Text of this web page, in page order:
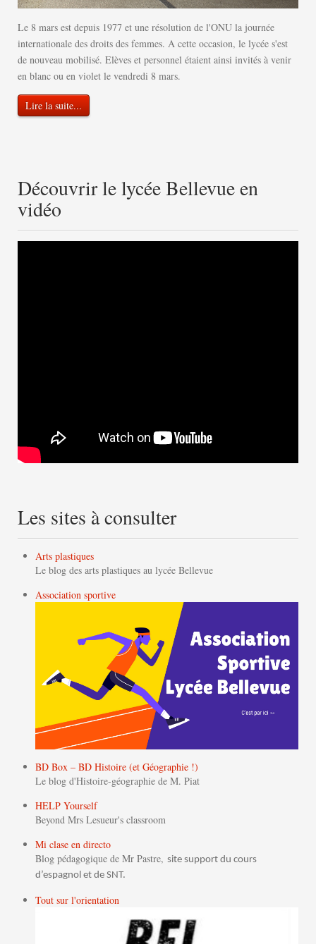
Le 8 mars est depuis 1977 et une résolution de l'ONU la journée
internationale des droits des femmes. A cette occasion, le lycée s'est
de nouveau mobilisé. Elèves et personnel étaient ainsi invités à venir
en blanc ou en violet le vendredi 8 mars.
Lire la suite...
Découvrir le lycée Bellevue en
vidéo
Les sites à consulter
Arts plastiques
Le blog des arts plastiques au lycée Bellevue
Association sportive
BD Box – BD Histoire (et Géographie !)
Le blog d'Histoire-géographie de M. Piat
HELP Yourself
Beyond Mrs Lesueur's classroom
Mi clase en directo
Blog pédagogique de Mr Pastre, site support du cours
d’espagnol et de SNT.
Tout sur l'orientation